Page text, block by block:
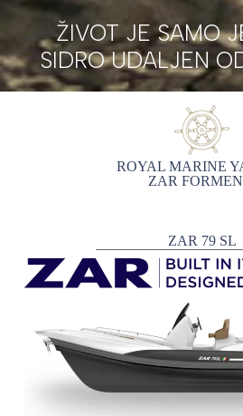
ŽIVOT JE SAMO
SIDRO UDALJEN
ROYAL MARINE
ZAR
ZAR 79 SL